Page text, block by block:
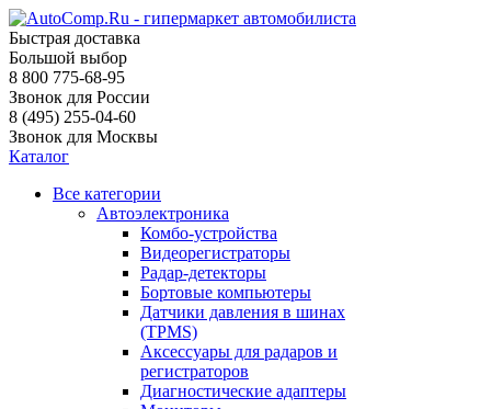
Быстрая доставка
Большой выбор
8 800 775-68-95
Звонок для России
8 (495) 255-04-60
Звонок для Москвы
Каталог
Все категории
Автоэлектроника
Комбо-устройства
Видеорегистраторы
Радар-детекторы
Бортовые компьютеры
Датчики давления в шинах
(TPMS)
Аксессуары для радаров и
регистраторов
Диагностические адаптеры